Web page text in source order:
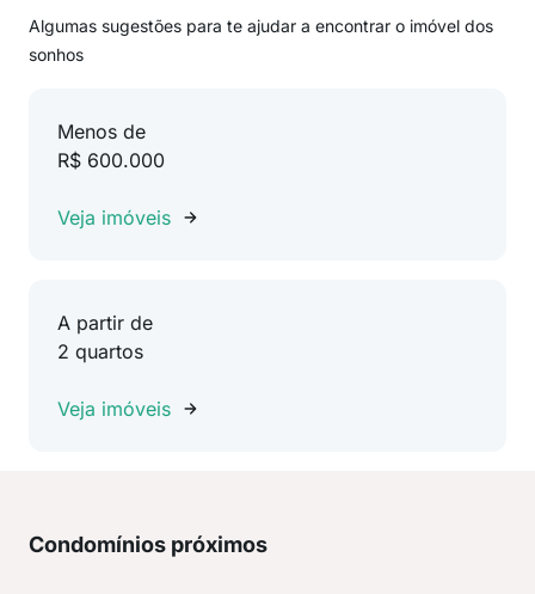
Algumas sugestões para te ajudar a encontrar o imóvel dos
sonhos
Menos de
R$ 600.000
Veja imóveis
A partir de
2 quartos
Veja imóveis
Condomínios próximos